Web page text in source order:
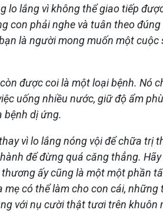
lo lắng vì không thể giao tiếp
con phải nghe và tuân theo
là người mong muốn một
được coi là một loại bệnh. Nó
uống nhiều nước, giữ độ ẩm
bệnh dị ứng.
vì lo lắng nóng vội để chữa
để đừng quá căng thẳng.
ấy cũng là một một phần
có thể làm cho con cái,
với nụ cười thật tươi trên khuôn